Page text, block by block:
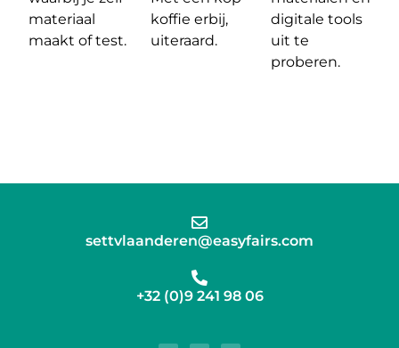
materiaal
maakt of test.
koffie erbij,
uiteraard.
digitale tools
uit te
proberen.
settvlaanderen@easyfairs.com
+32 (0)9 241 98 06